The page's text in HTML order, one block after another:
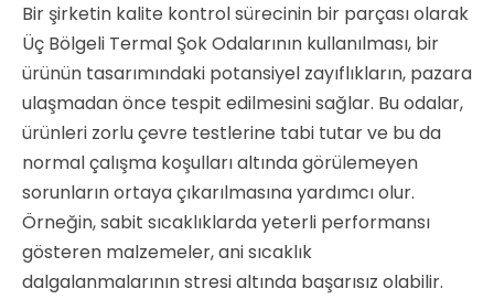
Bir şirketin kalite kontrol sürecinin bir parçası olarak
Üç Bölgeli Termal Şok Odalarının kullanılması, bir
ürünün tasarımındaki potansiyel zayıflıkların, pazara
ulaşmadan önce tespit edilmesini sağlar. Bu odalar,
ürünleri zorlu çevre testlerine tabi tutar ve bu da
normal çalışma koşulları altında görülemeyen
sorunların ortaya çıkarılmasına yardımcı olur.
Örneğin, sabit sıcaklıklarda yeterli performansı
gösteren malzemeler, ani sıcaklık
dalgalanmalarının stresi altında başarısız olabilir.